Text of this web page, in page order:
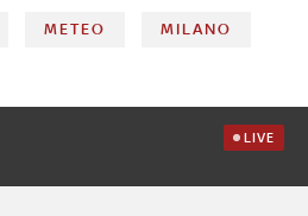
METEO MILANO
LIVE